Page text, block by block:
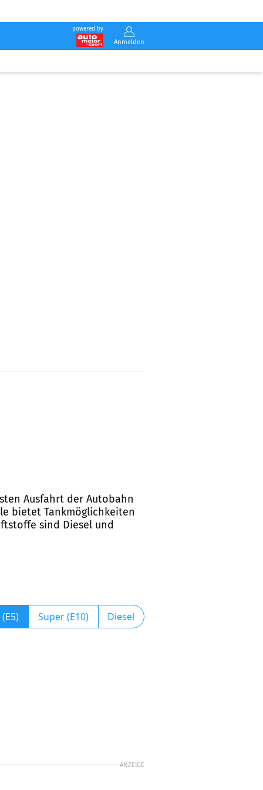
powered by
Anmelden
Ausfahrt der Autobahn
bietet Tankmöglichkeiten
sind Diesel und
Super (E10) Diesel
ANZEIGE